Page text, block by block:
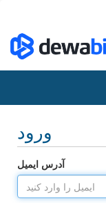
ورود
آدرس ایمیل